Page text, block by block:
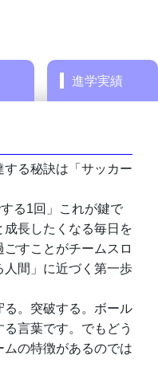
進学実績
る秘訣は「サッカー
る1回」これが鍵で
長したくなる毎日を
すことがチームスロ
人間」に近づく第一歩
。突破する。ボール
言葉です。でもどう
の特徴があるのでは